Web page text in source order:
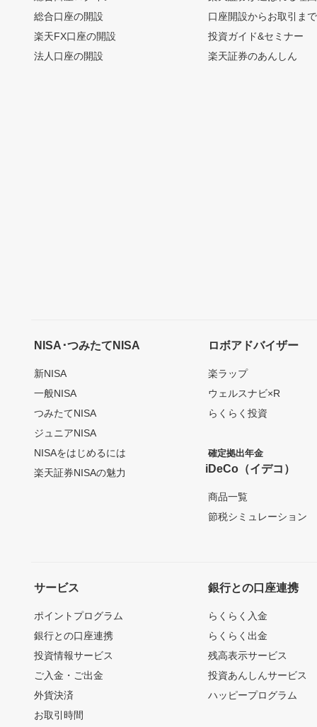
総合口座の開設
楽天FX口座の開設
法人口座の開設
口座開設からお取引ま
投資ガイド&セミナー
楽天証券のあんしん
NISA･つみたてNISA
新NISA
一般NISA
つみたてNISA
ジュニアNISA
NISAをはじめるには
楽天証券NISAの魅力
ロボアドバイザー
楽ラップ
ウェルスナビ×R
らくらく投資
確定拠出年金
iDeCo（イデコ）
商品一覧
節税シミュレーション
サービス
ポイントプログラム
銀行との口座連携
投資情報サービス
ご入金・ご出金
外貨決済
お取引時間
銀行との口座連携
らくらく入金
らくらく出金
残高表示サービス
投資あんしんサービス
ハッピープログラム